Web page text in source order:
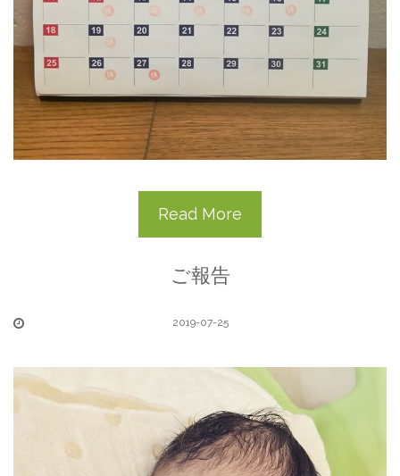
Read More
ご報告
2019-07-25